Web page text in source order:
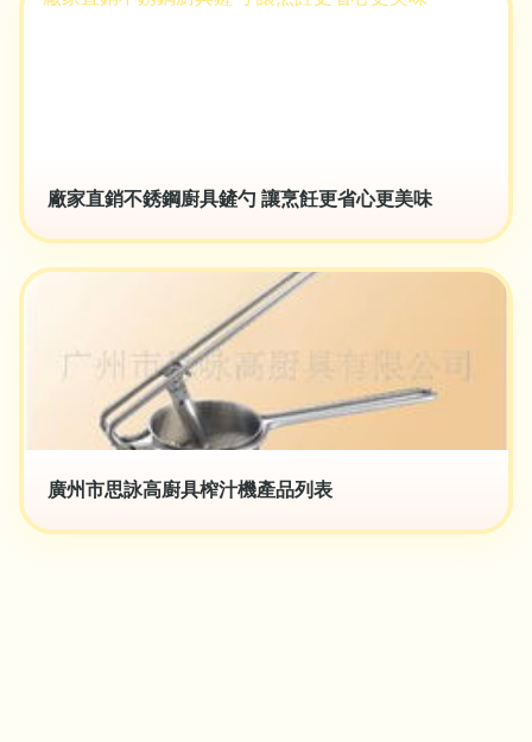
廠家直銷不銹鋼廚具鏟勺 讓烹飪更省心更美味
廣州市思詠高廚具榨汁機產品列表